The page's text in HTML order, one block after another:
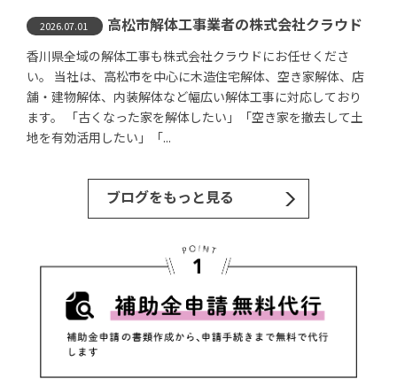
2026.07.01 高松市解体工事業者の株式会社クラウド
香川県全域の解体工事も株式会社クラウドにお任せくださ
い。 当社は、高松市を中心に木造住宅解体、空き家解体、店
舗・建物解体、内装解体など幅広い解体工事に対応しており
ます。 「古くなった家を解体したい」「空き家を撤去して土
地を有効活用したい」「...
ブログをもっと見る